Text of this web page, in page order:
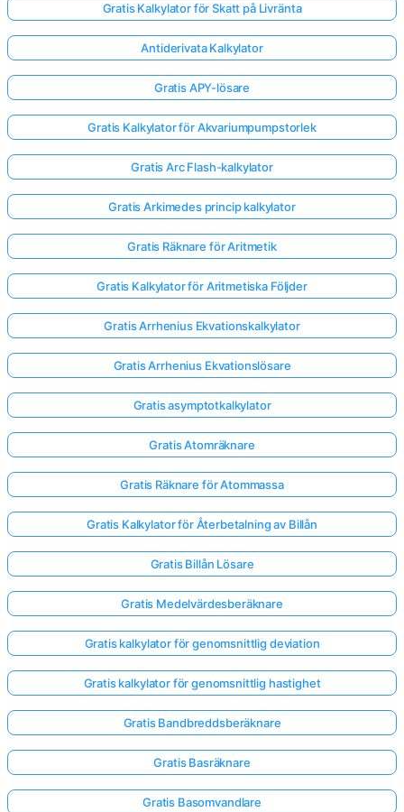
Gratis Kalkylator för Skatt på Livränta
Antiderivata Kalkylator
Gratis APY-lösare
Gratis Kalkylator för Akvariumpumpstorlek
Gratis Arc Flash-kalkylator
Gratis Arkimedes princip kalkylator
Gratis Räknare för Aritmetik
Gratis Kalkylator för Aritmetiska Följder
Gratis Arrhenius Ekvationskalkylator
Gratis Arrhenius Ekvationslösare
Gratis asymptotkalkylator
Gratis Atomräknare
Gratis Räknare för Atommassa
Gratis Kalkylator för Återbetalning av Billån
Gratis Billån Lösare
Gratis Medelvärdesberäknare
Gratis kalkylator för genomsnittlig deviation
Gratis kalkylator för genomsnittlig hastighet
Gratis Bandbreddsberäknare
Gratis Basräknare
Gratis Basomvandlare